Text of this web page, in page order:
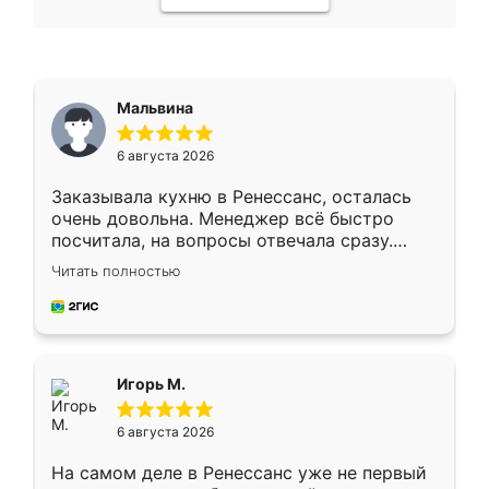
Мальвина
6 августа 2026
Заказывала кухню в Ренессанс, осталась
очень довольна. Менеджер всё быстро
посчитала, на вопросы отвечала сразу.
Замерщик приехал в субботу, подошёл к
делу со всей ответственностью. Собрали
за день, ребята работали аккуратно, даже
Читать полностью
Игорь М.
6 августа 2026
На самом деле в Ренессанс уже не первый